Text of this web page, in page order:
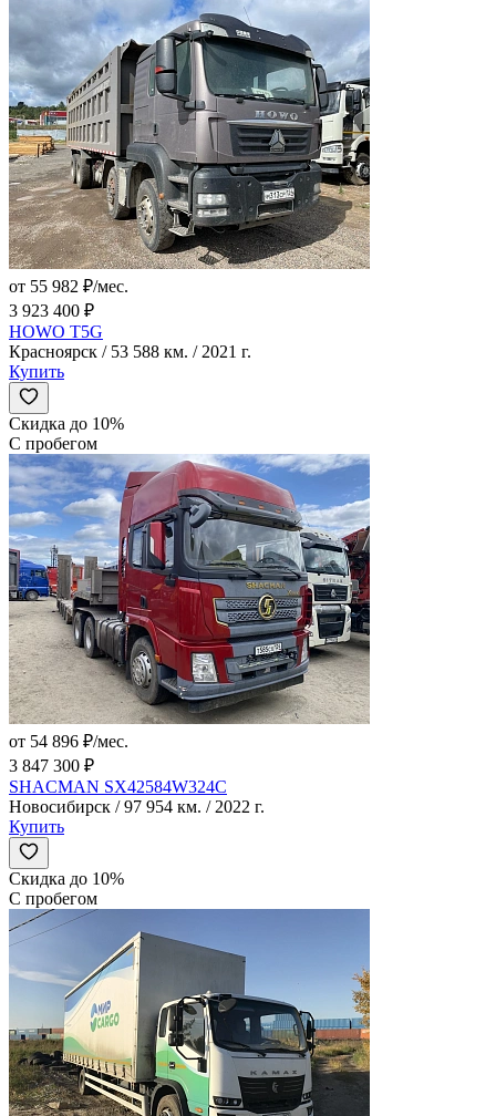
от 55 982 ₽/мес.
3 923 400 ₽
HOWO T5G
Красноярск / 53 588 км. / 2021 г.
Купить
Скидка до 10%
С пробегом
от 54 896 ₽/мес.
3 847 300 ₽
SHACMAN SX42584W324C
Новосибирск / 97 954 км. / 2022 г.
Купить
Скидка до 10%
С пробегом